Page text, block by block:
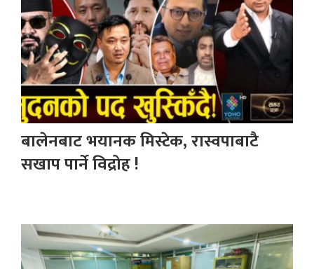
बालेनबाट भयानक मिस्टेक, रास्वपाबाटै
सखाप पार्ने विद्रोह !